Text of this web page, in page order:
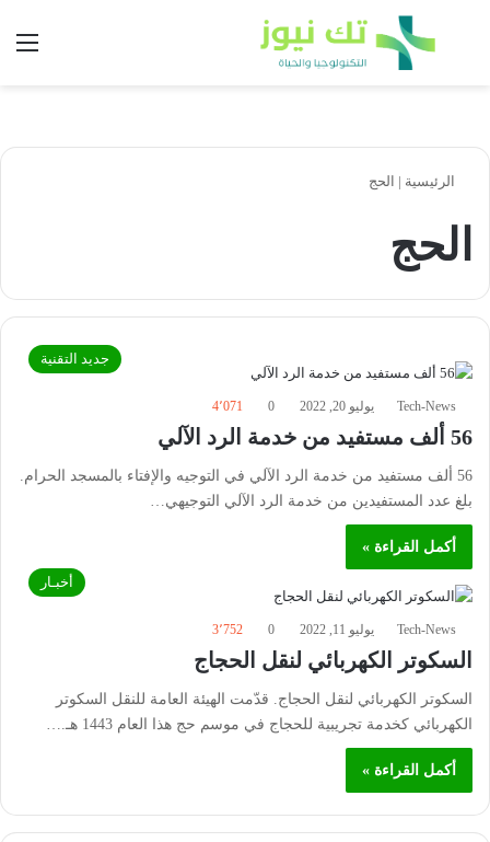
بحث عن
الرئيسية | الحج
الحج
جديد التقنية
Tech-News يوليو 20, 2022 0 4٬071
56 ألف مستفيد من خدمة الرد الآلي
56 ألف مستفيد من خدمة الرد الآلي في التوجيه والإفتاء بالمسجد الحرام.
بلغ عدد المستفيدين من خدمة الرد الآلي التوجيهي…
أكمل القراءة »
أخبـار
Tech-News يوليو 11, 2022 0 3٬752
السكوتر الكهربائي لنقل الحجاج
السكوتر الكهربائي لنقل الحجاج. قدّمت الهيئة العامة للنقل السكوتر
الكهربائي كخدمة تجريبية للحجاج في موسم حج هذا العام 1443 هـ.…
أكمل القراءة »